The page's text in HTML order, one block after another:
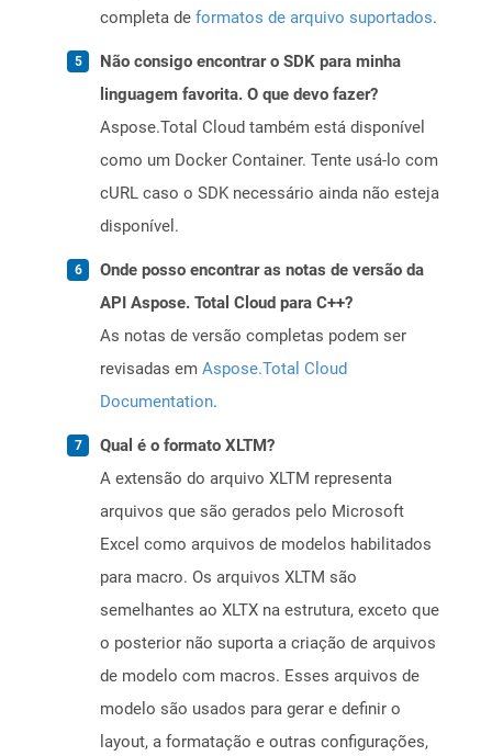
completa de formatos de arquivo suportados.
Não consigo encontrar o SDK para minha
linguagem favorita. O que devo fazer?
Aspose.Total Cloud também está disponível
como um Docker Container. Tente usá-lo com
cURL caso o SDK necessário ainda não esteja
disponível.
Onde posso encontrar as notas de versão da
API Aspose. Total Cloud para C++?
As notas de versão completas podem ser
revisadas em Aspose.Total Cloud
Documentation.
Qual é o formato XLTM?
A extensão do arquivo XLTM representa
arquivos que são gerados pelo Microsoft
Excel como arquivos de modelos habilitados
para macro. Os arquivos XLTM são
semelhantes ao XLTX na estrutura, exceto que
o posterior não suporta a criação de arquivos
de modelo com macros. Esses arquivos de
modelo são usados ​​para gerar e definir o
layout, a formatação e outras configurações,